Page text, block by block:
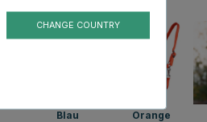
Blau Orange
CHANGE COUNTRY